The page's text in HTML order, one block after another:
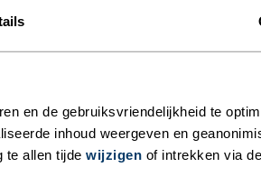
en de gebruiksvriendelijkheid te
inhoud weergeven en
te allen tijde wijzigen of intrekken via
-30%
% % % %